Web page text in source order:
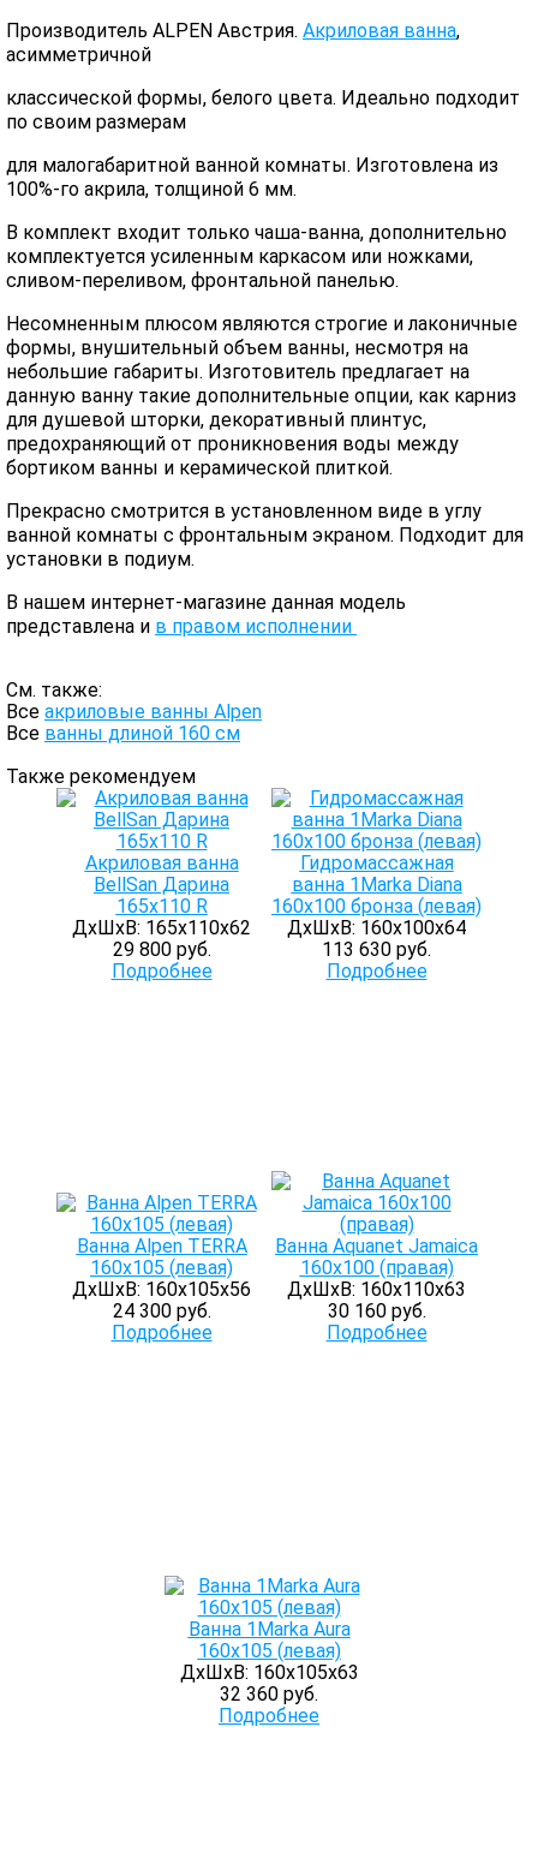
Производитель ALPEN Австрия. Акриловая ванна,
асимметричной
классической формы, белого цвета. Идеально подходит
по своим размерам
для малогабаритной ванной комнаты. Изготовлена из
100%-го акрила, толщиной 6 мм.
В комплект входит только чаша-ванна, дополнительно
комплектуется усиленным каркасом или ножками,
сливом-переливом, фронтальной панелью.
Несомненным плюсом являются строгие и лаконичные
формы, внушительный объем ванны, несмотря на
небольшие габариты. Изготовитель предлагает на
данную ванну такие дополнительные опции, как карниз
для душевой шторки, декоративный плинтус,
предохраняющий от проникновения воды между
бортиком ванны и керамической плиткой.
Прекрасно смотрится в установленном виде в углу
ванной комнаты с фронтальным экраном. Подходит для
установки в подиум.
В нашем интернет-магазине данная модель
представлена и в правом исполнении
См. также:
Все акриловые ванны Alpen
Все ванны длиной 160 см
Также рекомендуем
Акриловая ванна
BellSan Дарина
165х110 R
ДхШхВ: 165х110х62
29 800 руб.
Подробнее
Гидромассажная
ванна 1Marka Diana
160х100 бронза (левая)
ДхШхВ: 160х100х64
113 630 руб.
Подробнее
Ванна Alpen TERRA
160x105 (левая)
ДхШхВ: 160х105х56
24 300 руб.
Подробнее
Ванна Aquanet Jamaica
160x100 (правая)
ДхШхВ: 160х110х63
30 160 руб.
Подробнее
Ванна 1Marka Aura
160х105 (левая)
ДхШхВ: 160х105х63
32 360 руб.
Подробнее